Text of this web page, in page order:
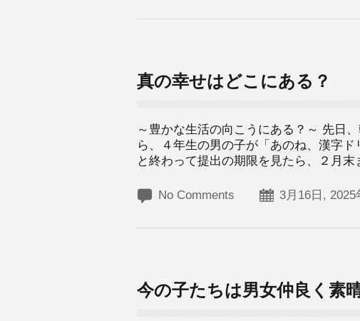
真の幸せはどこにある？
～豊かな生活の向こうにある？～ 先日
ら、４年生の男の子が「あのね、漢字
と終わって提出の期限を見たら、２月
No Comments 3月16日, 2025
今の子たちは男女仲良く素